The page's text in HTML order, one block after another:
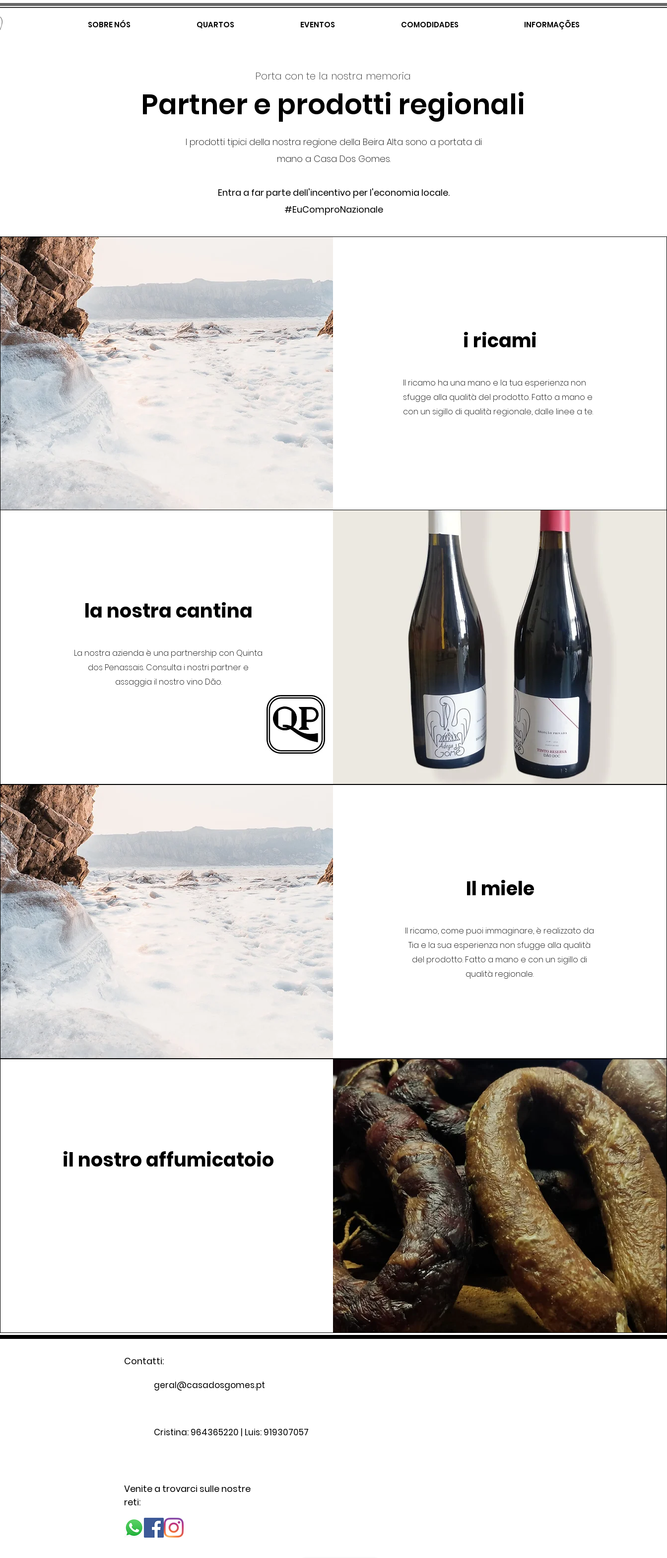
SOBRE NÓS QUARTOS EVENTOS COMODIDADES INFORMAÇÕES
Porta con te la nostra memoria
Partner e prodotti regionali
I prodotti tipici della nostra regione della Beira Alta sono a portata di
mano a Casa Dos Gomes.
Entra a far parte dell'incentivo per l'economia locale.
#EuComproNazionale
i ricami
Il ricamo ha una mano e la tua esperienza non
sfugge alla qualità del prodotto. Fatto a mano e
con un sigillo di qualità regionale, dalle linee a te.
la nostra cantina
La nostra azienda è una partnership con Quinta
dos Penassais. Consulta i nostri partner e
assaggia il nostro vino Dão.
Il miele
Il ricamo, come puoi immaginare, è realizzato da
Tia e la sua esperienza non sfugge alla qualità
del prodotto. Fatto a mano e con un sigillo di
qualità regionale.
il nostro affumicatoio
Contatti:
geral@casadosgomes.pt
Cristina: 964365220 | Luis: 919307057
Venite a trovarci sulle nostre
reti: